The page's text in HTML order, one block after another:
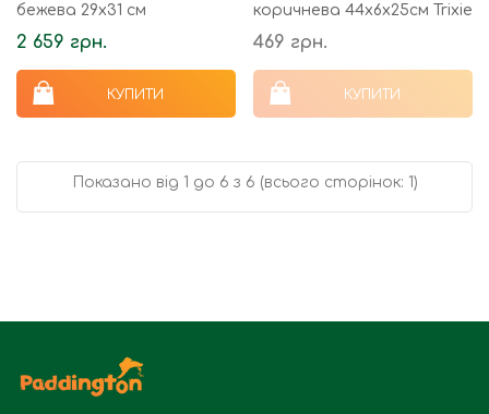
бежева 29х31 см
2 659 грн.
КУПИТИ
коричнева 44х6х25см Trixie
469 грн.
КУПИТИ
Показано від 1 до 6 з 6 (всього сторінок: 1)